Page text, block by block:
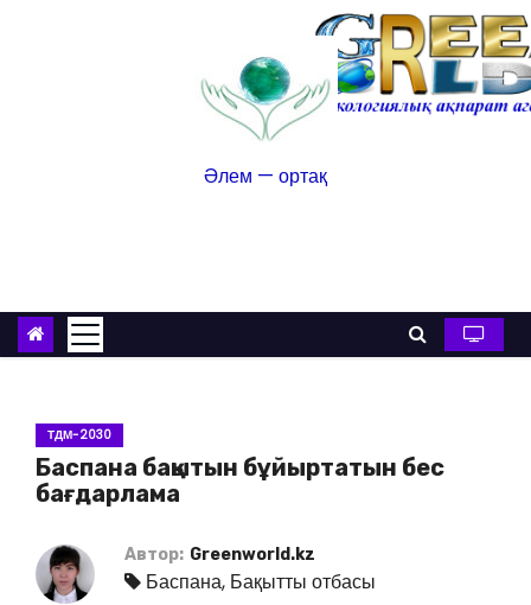
Әлем — ортақ
ТДМ-2030
Баспана бақытын бұйыртатын бес
бағдарлама
Автор: Greenworld.kz
Баспана, Бақытты отбасы